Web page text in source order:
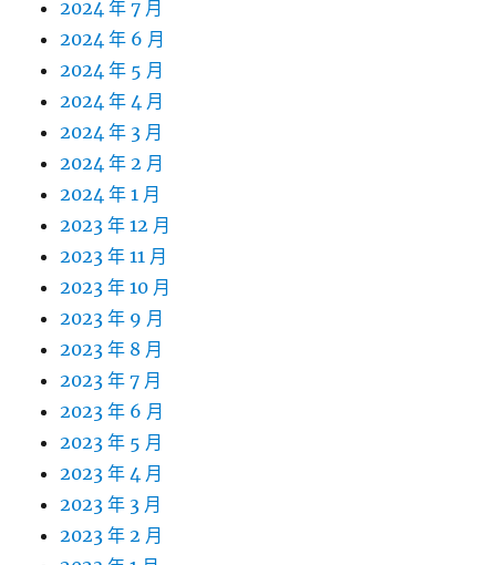
2024 年 7 月
2024 年 6 月
2024 年 5 月
2024 年 4 月
2024 年 3 月
2024 年 2 月
2024 年 1 月
2023 年 12 月
2023 年 11 月
2023 年 10 月
2023 年 9 月
2023 年 8 月
2023 年 7 月
2023 年 6 月
2023 年 5 月
2023 年 4 月
2023 年 3 月
2023 年 2 月